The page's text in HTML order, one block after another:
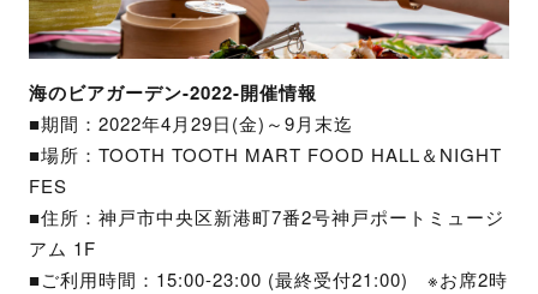
海のビアガーデン-2022-開催情報
■期間：2022年4月29日(金)～9月末迄
■場所：TOOTH TOOTH MART FOOD HALL＆NIGHT
FES
■住所：神戸市中央区新港町7番2号神戸ポートミュージ
アム 1F
■ご利用時間：15:00-23:00 (最終受付21:00) ※お席2時